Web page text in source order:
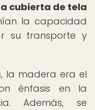
cubierta de tela
la capacidad
su transporte y
la madera era el
énfasis en la
Además, se